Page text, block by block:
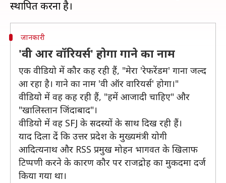
जानकारी
'वी आर वॉरियर्स' होगा गाने का नाम
एक वीडियो में कौर कह रही हैं, "मेरा 'रेफरेंडम' गाना जल्द
आ रहा है। गाने का नाम 'वी ऑर वारियर्स' होगा।"
वीडियो में वह कह रही हैं, "हमें आजादी चाहिए" और
"खालिस्तान जिंदाबाद"।
वीडियो में वह SFJ के सदस्यों के साथ दिख रही हैं।
याद दिला देंं कि उत्तर प्रदेश के मुख्यमंत्री योगी
आदित्यनाथ और RSS प्रमुख मोहन भागवत के खिलाफ
टिप्पणी करने के कारण कौर पर राजद्रोह का मुकदमा दर्ज
किया गया था।